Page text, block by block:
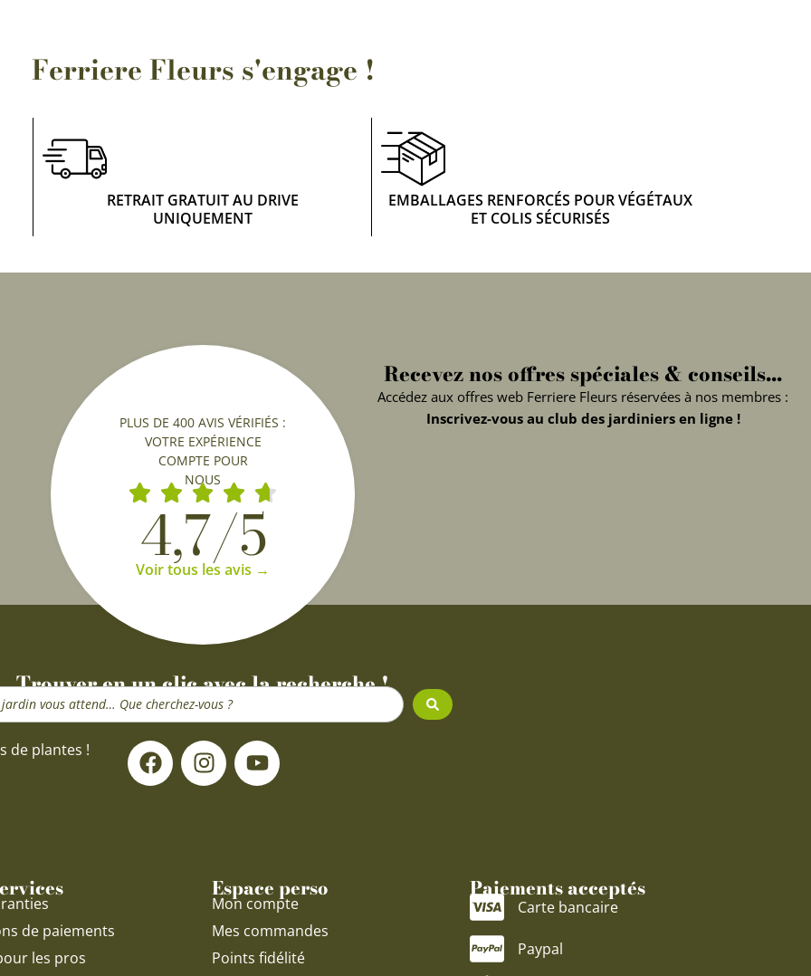
Ferriere Fleurs s'engage !
RETRAIT GRATUIT AU DRIVE
UNIQUEMENT
EMBALLAGES RENFORCÉS POUR VÉGÉTAUX
ET COLIS SÉCURISÉS
PLUS DE 400 AVIS VÉRIFIÉS :
VOTRE EXPÉRIENCE
COMPTE POUR
NOUS
4,7/5
Voir tous les avis →
Recevez nos offres spéciales & conseils...
Accédez aux offres web Ferriere Fleurs réservées à nos membres :
Inscrivez-vous au club des jardiniers en ligne !
Trouver en un clic avec la recherche !
de plantes ! F
a
c
I
n
s
a
m
Y
o
u
e
de paiements
les pros
Espace perso
Mon compte
Mes commandes
Points fidélité
Paiements acceptés
Carte bancaire
Paypal